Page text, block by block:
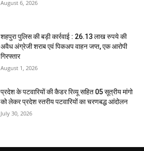
August 6, 2026
शहपुरा पुलिस की बड़ी कार्रवाई : 26.13 लाख रुपये की
अवैध अंग्रेजी शराब एवं पिकअप वाहन जप्त, एक आरोपी
गिरफ्तार
August 1, 2026
प्रदेश के पटवारियों की कैडर रिव्यू सहित 05 सूत्रीय मांगो
को लेकर प्रदेश स्तरीय पटवारियों का चरणबद्ध आंदोलन
July 30, 2026